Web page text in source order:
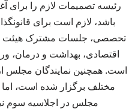
رئیسه تصمیمات لازم را
باشد، لازم است برای
تحصصی، جلسات مشترک هیئت
اقتصادی، بهداشت و درمان،
است. همچنین نمایندگان مجلس
مختلف برگزار شده است،
مجلس در اجلاسیه سوم